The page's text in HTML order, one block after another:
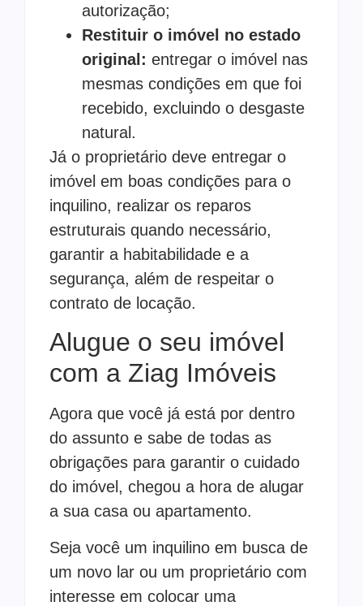
autorização;
Restituir o imóvel no estado
original: entregar o imóvel nas
mesmas condições em que foi
recebido, excluindo o desgaste
natural.
Já o proprietário deve entregar o
imóvel em boas condições para o
inquilino, realizar os reparos
estruturais quando necessário,
garantir a habitabilidade e a
segurança, além de respeitar o
contrato de locação.
Alugue o seu imóvel
com a Ziag Imóveis
Agora que você já está por dentro
do assunto e sabe de todas as
obrigações para garantir o cuidado
do imóvel, chegou a hora de alugar
a sua casa ou apartamento.
Seja você um inquilino em busca de
um novo lar ou um proprietário com
interesse em colocar uma